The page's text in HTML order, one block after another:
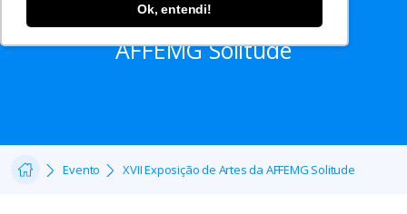
Ok, entendi!
XVII Exposição de Artes da
AFFEMG Solitude
Evento XVII Exposição de Artes da AFFEMG Solitude